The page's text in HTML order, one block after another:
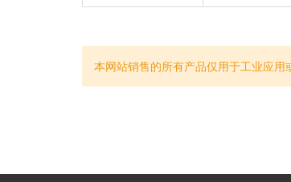
本网站销售的所有产品仅用于工业应